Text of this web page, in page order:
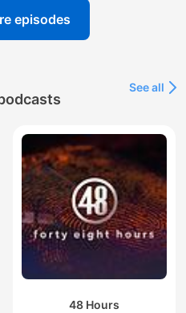
episodes
See all
48 Hours